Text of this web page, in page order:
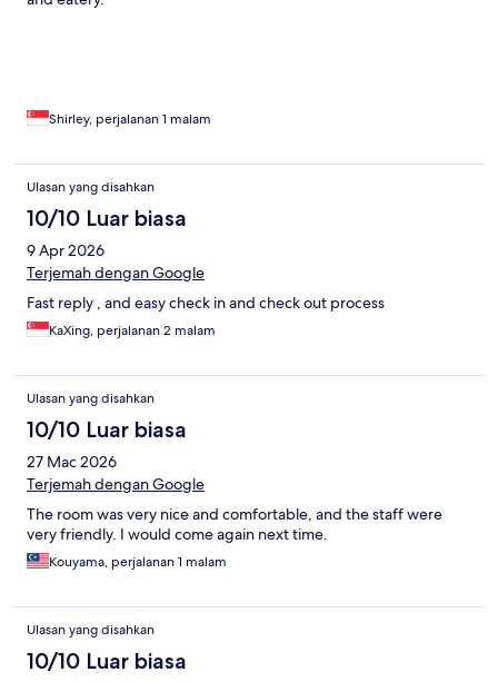
Shirley, perjalanan 1 malam
Ulasan yang disahkan
10/10 Luar biasa
9 Apr 2026
Terjemah dengan Google
Fast reply , and easy check in and check out process
KaXing, perjalanan 2 malam
Ulasan yang disahkan
10/10 Luar biasa
27 Mac 2026
Terjemah dengan Google
The room was very nice and comfortable, and the staff were
very friendly. I would come again next time.
Kouyama, perjalanan 1 malam
Ulasan yang disahkan
10/10 Luar biasa